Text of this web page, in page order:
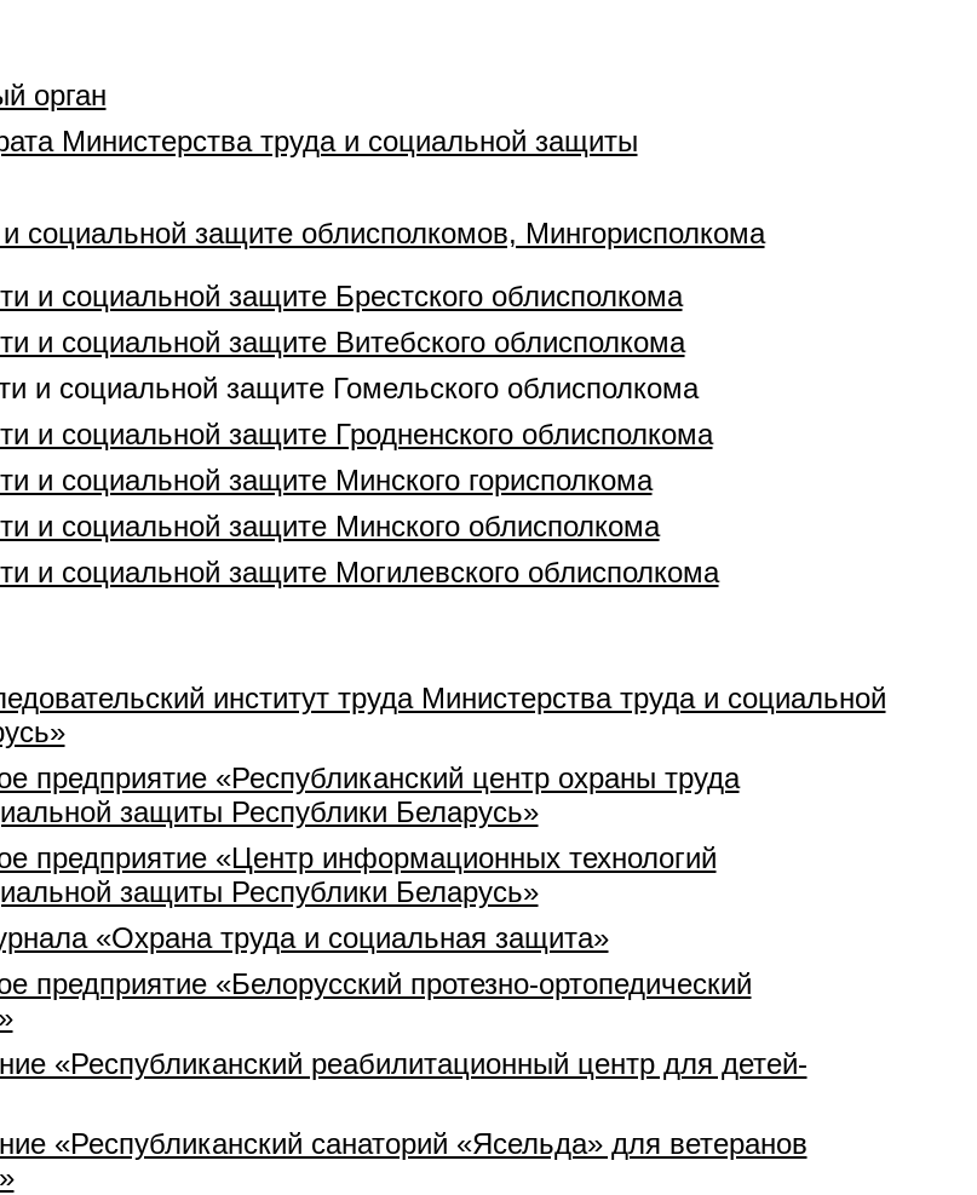
орган
Министерства труда и социальной защиты
социальной защите облисполкомов, Мингорисполкома
и социальной защите Брестского облисполкома
и социальной защите Витебского облисполкома
и социальной защите Гомельского облисполкома
и социальной защите Гродненского облисполкома
и социальной защите Минского горисполкома
и социальной защите Минского облисполкома
и социальной защите Могилевского облисполкома
институт труда Министерства труда и социальной
предприятие «Республиканский центр охраны труда
защиты Республики Беларусь»
предприятие «Центр информационных технологий
защиты Республики Беларусь»
«Охрана труда и социальная защита»
предприятие «Белорусский протезно-ортопедический
«Республиканский реабилитационный центр для детей-
«Республиканский санаторий «Ясельда» для ветеранов